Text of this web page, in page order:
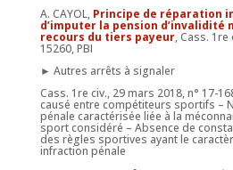
A. CAYOL, Principe de réparation
d’imputer la pension d’invalidité
recours du tiers payeur, Cass. 1re
15260, PBI
► Autres arrêts à signaler
Cass. 1re civ., 29 mars 2018, n° 17-
causé entre compétiteurs sportifs –
pénale caractérisée liée à la
sport considéré – Absence de
des règles sportives ayant le
infraction pénale